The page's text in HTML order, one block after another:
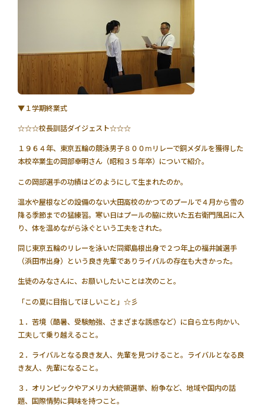
▼１学期終業式
☆☆☆校長訓話ダイジェスト☆☆☆
１９６４年、東京五輪の競泳男子８００ⅿリレーで銅メダルを獲得した
本校卒業生の岡部幸明さん（昭和３５年卒）について紹介。
この岡部選手の功績はどのようにして生まれたのか。
温水や屋根などの設備のない大田高校のかつてのプールで４月から雪の
降る季節までの猛練習。寒い日はプールの脇に炊いた五右衛門風呂に入
り、体を温めながら泳ぐという工夫をされた。
同じ東京五輪のリレーを泳いだ同郷島根出身で２つ年上の福井誠選手
（浜田市出身）という良き先輩でありライバルの存在も大きかった。
生徒のみなさんに、お願いしたいことは次のこと。
「この夏に目指してほしいこと」☆彡
１．苦境（酷暑、受験勉強、さまざまな誘惑など）に自ら立ち向かい、
工夫して乗り越えること。
２．ライバルとなる良き友人、先輩を見つけること。ライバルとなる良
き友人、先輩になること。
３．オリンピックやアメリカ大統領選挙、紛争など、地域や国内の話
題、国際情勢に興味を持つこと。